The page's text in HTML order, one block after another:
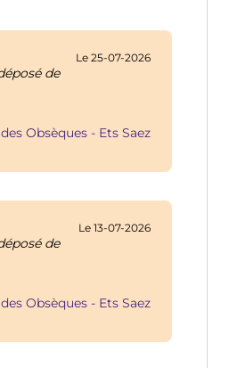
Le 25-07-2026
de
Obsèques - Ets Saez
Le 13-07-2026
de
Obsèques - Ets Saez